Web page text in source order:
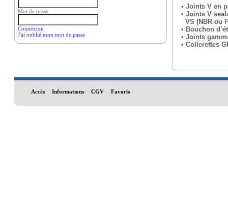
Mot de passe
Connexion
J'ai oublié mon mot de passe
• Joints V en
• Joints V
VS (NBR ou
• Bouchon
• Joints
• Collerettes
Accès Informations CGV Favoris